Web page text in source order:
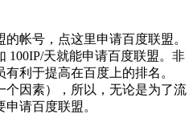
帐号，点这里申请百度联盟。
100IP/天就能申请百度联盟。非
利于提高在百度上的排名。
个因素），所以，无论是为了流
请百度联盟。